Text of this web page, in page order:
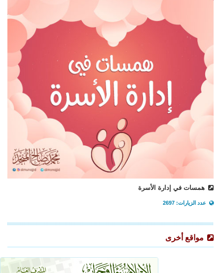
همسات في إدارة الأسرة
عدد الزيارات: 2697
مواقع أخرى